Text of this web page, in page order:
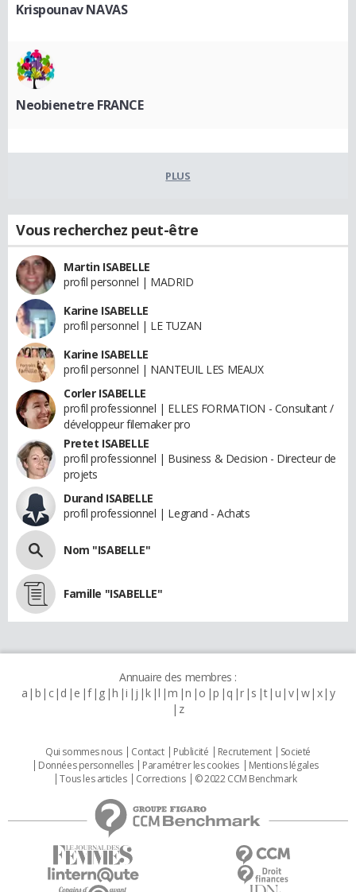
Krispounav NAVAS
Neobienetre FRANCE
PLUS
Vous recherchez peut-être
Martin ISABELLE
profil personnel | MADRID
Karine ISABELLE
profil personnel | LE TUZAN
Karine ISABELLE
profil personnel | NANTEUIL LES MEAUX
Corler ISABELLE
profil professionnel | ELLES FORMATION - Consultant /
développeur filemaker pro
Pretet ISABELLE
profil professionnel | Business & Decision - Directeur de
projets
Durand ISABELLE
profil professionnel | Legrand - Achats
Nom "ISABELLE"
Famille "ISABELLE"
Annuaire des membres :
a b c d e f g h i j k l m n o p q r s t u v w x y
z
Qui sommes nous Contact Publicité Recrutement
Societé
Données personnelles
Paramétrer les cookies
Mentions légales
Tous les articles
Corrections © 2022 CCM Benchmark